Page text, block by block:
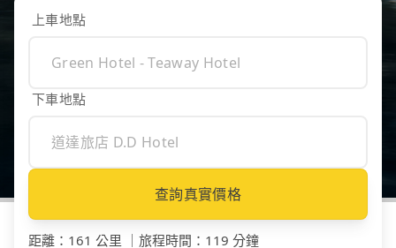
上車地點
下車地點
查詢真實價格
距離 ： 161 公里 ｜ 旅程時間 ： 119 分鐘